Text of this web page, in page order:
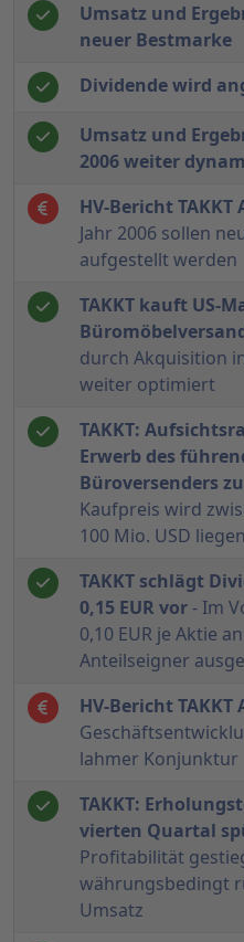
Umsatz und
neuer Bestmarke
Dividende wird
Umsatz und
2006 weiter
HV-Bericht TAKKT
Jahr 2006 sollen
aufgestellt werden
TAKKT kauft US-
durch Akquisition
weiter optimiert
TAKKT:
Erwerb des
Büroversenders zu
Kaufpreis wird
100 Mio. USD liegen
TAKKT schlägt
0,15 EUR vor - Im
0,10 EUR je Aktie
Anteilseigner
HV-Bericht TAKKT
lahmer Konjunktur
TAKKT:
vierten Quartal
Profitabilität
währungsbedingt
Umsatz